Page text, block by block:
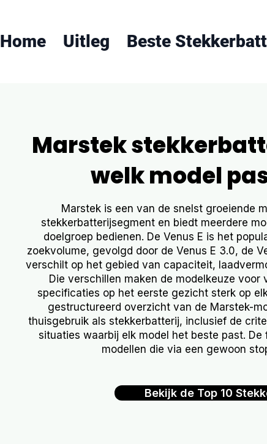
Home Uitleg Beste
Marstek
welk model
Marstek is een van de snelst groeiende
stekkerbatterijsegment en biedt meerdere
doelgroep bedienen. De Venus E is het
zoekvolume, gevolgd door de Venus E 3.0, de
verschilt op het gebied van capaciteit,
Die verschillen maken de modelkeuze voor
specificaties op het eerste gezicht sterk op
gestructureerd overzicht van de Marstek-
thuisgebruik als stekkerbatterij, inclusief de
situaties waarbij elk model het beste past.
modellen die via een gewoon
Bekijk de Top 10